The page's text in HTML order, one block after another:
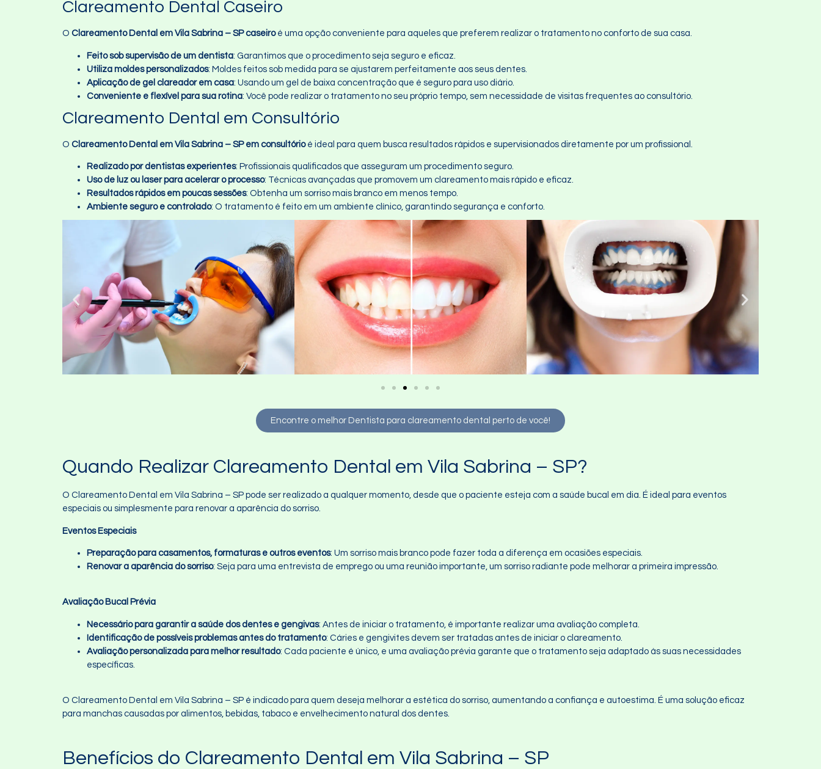
Clareamento Dental Caseiro
O Clareamento Dental em Vila Sabrina – SP caseiroé uma opção conveniente para aqueles que preferem realizar o tratamento no conforto de sua casa.
Feito sob supervisão de um dentista: Garantimos que o procedimento seja seguro e eficaz.
Utiliza moldes personalizados: Moldes feitos sob medida para se ajustarem perfeitamente aos seus dentes.
Aplicação de gel clareador em casa: Usando um gel de baixa concentração que é seguro para uso diário.
Conveniente e flexível para sua rotina: Você pode realizar o tratamento no seu próprio tempo, sem necessidade de visitas frequentes ao consultório.
Clareamento Dental em Consultório
O Clareamento Dental em Vila Sabrina – SP em consultórioé ideal para quem busca resultados rápidos e supervisionados diretamente por um profissional.
Realizado por dentistas experientes: Profissionais qualificados que asseguram um procedimento seguro.
Uso de luz ou laser para acelerar o processo: Técnicas avançadas que promovem um clareamento mais rápido e eficaz.
Resultados rápidos em poucas sessões: Obtenha um sorriso mais branco em menos tempo.
Ambiente seguro e controlado: O tratamento é feito em um ambiente clínico, garantindo segurança e conforto.
Encontre o melhor Dentista para clareamento dental perto de você!
Quando Realizar Clareamento Dental em Vila Sabrina – SP?
O Clareamento Dental em Vila Sabrina – SP pode ser realizado a qualquer momento, desde que o paciente esteja com a saúde bucal em dia. É ideal para eventos
especiais ou simplesmente para renovar a aparência do sorriso.
Eventos Especiais
Preparação para casamentos, formaturas e outros eventos: Um sorriso mais branco pode fazer toda a diferença em ocasiões especiais.
Renovar a aparência do sorriso: Seja para uma entrevista de emprego ou uma reunião importante, um sorriso radiante pode melhorar a primeira impressão.
Avaliação Bucal Prévia
Necessário para garantir a saúde dos dentes e gengivas: Antes de iniciar o tratamento, é importante realizar uma avaliação completa.
Identificação de possíveis problemas antes do tratamento: Cáries e gengivites devem ser tratadas antes de iniciar o clareamento.
Avaliação personalizada para melhor resultado: Cada paciente é único, e uma avaliação prévia garante que o tratamento seja adaptado às suas necessidades
específicas.
O Clareamento Dental em Vila Sabrina – SP é indicado para quem deseja melhorar a estética do sorriso, aumentando a confiança e autoestima. É uma solução eficaz
para manchas causadas por alimentos, bebidas, tabaco e envelhecimento natural dos dentes.
Benefícios do Clareamento Dental em Vila Sabrina – SP